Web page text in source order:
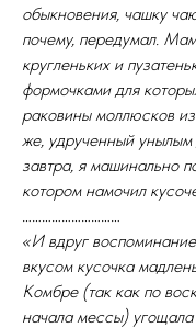
обыкновения, чашку
почему, передумал.
кругленьких и
формочками для
раковины моллюсков
же, удрученный унылым
завтра, я машинально
котором намочил
…………………………
«И вдруг
вкусом кусочка
Комбре (так как по
начала мессы)